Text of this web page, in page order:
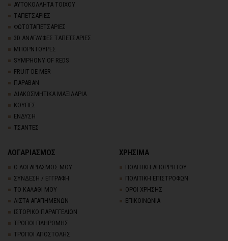
ΑΥΤΟΚΟΛΛΗΤΑ ΤΟΙΧΟΥ
TΑΠΕΤΣΑΡΙΕΣ
ΦΩΤΟΤΑΠΕΤΣΑΡΙΕΣ
3D AΝΑΓΛΥΦΕΣ TΑΠΕΤΣΑΡΙΕΣ
ΜΠΟΡΝΤΟΥΡΕΣ
SYMPHONY OF REDS
FRUIT DE MER
ΠΑΡΑΒΑΝ
ΔΙΑΚΟΣΜΗΤΙΚΑ ΜΑΞΙΛΑΡΙΑ
ΚΟΥΠΕΣ
ΕΝΔΥΣΗ
ΤΣΑΝΤΕΣ
ΛΟΓΑΡΙΑΣΜΟΣ
Ο ΛΟΓΑΡΙΑΣΜΟΣ ΜΟΥ
ΣΥΝΔΕΣΗ / ΕΓΓΡΑΦΗ
ΤΟ ΚΑΛΑΘΙ ΜΟΥ
ΛΙΣΤΑ ΑΓΑΠΗΜΕΝΩΝ
ΙΣΤΟΡΙΚΟ ΠΑΡΑΓΓΕΛΙΩΝ
ΤΡΟΠΟΙ ΠΛΗΡΩΜΗΣ
ΤΡΟΠΟΙ ΑΠΟΣΤΟΛΗΣ
ΧΡΗΣΙΜΑ
ΠΟΛΙΤΙΚΗ ΑΠΟΡΡΗΤΟΥ
ΠΟΛΙΤΙΚΗ ΕΠΙΣΤΡΟΦΩΝ
ΟΡΟΙ ΧΡΗΣΗΣ
ΕΠΙΚΟΙΝΩΝΙΑ